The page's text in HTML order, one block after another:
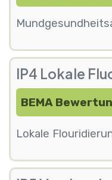
IP4 Lokale
BEMA
Lokale